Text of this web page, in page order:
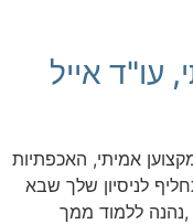
עו"ד אייל
אמיתי, האכפתיות
לניסיון שלך שבא
,נהנה ללמוד ממך